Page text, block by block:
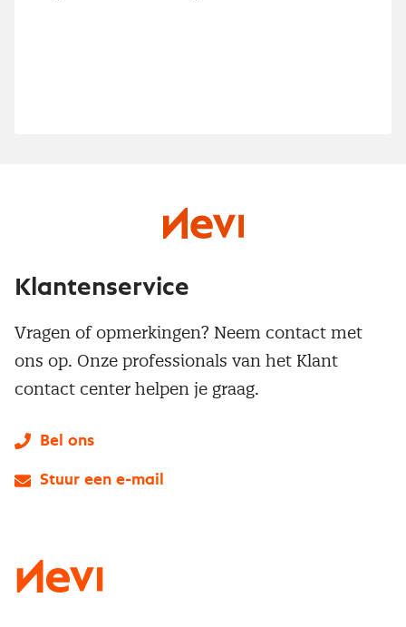
Klantenservice
Vragen of opmerkingen? Neem contact met
ons op. Onze professionals van het Klant
contact center helpen je graag.
Bel ons
Stuur een e-mail